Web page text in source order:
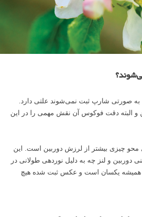
به صورتی شارپ ثبت نمی‌شوند علتی دارد.
و البته دقت فوکوس آن نقش مهمی را در این
محو چیزی بیشتر از لرزش دوربین است. این
دوربین و لنز چه به دلیل نوردهی طولانی در
همیشه یکسان است و عکس ثبت شده هیچ